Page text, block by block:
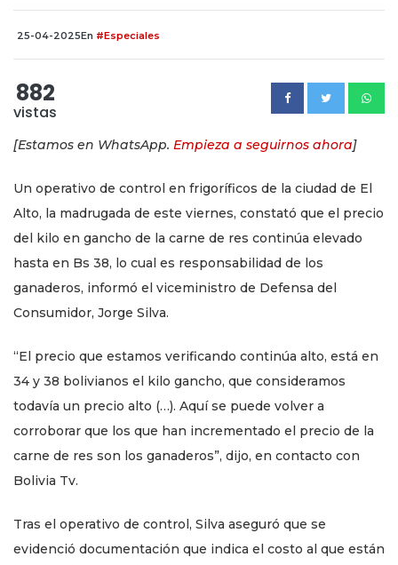
25-04-2025En #Especiales
882
vistas
[Estamos en WhatsApp. Empieza a seguirnos ahora]
Un operativo de control en frigoríficos de la ciudad de El
Alto, la madrugada de este viernes, constató que el precio
del kilo en gancho de la carne de res continúa elevado
hasta en Bs 38, lo cual es responsabilidad de los
ganaderos, informó el viceministro de Defensa del
Consumidor, Jorge Silva.
“El precio que estamos verificando continúa alto, está en
34 y 38 bolivianos el kilo gancho, que consideramos
todavía un precio alto (…). Aquí se puede volver a
corroborar que los que han incrementado el precio de la
carne de res son los ganaderos”, dijo, en contacto con
Bolivia Tv.
Tras el operativo de control, Silva aseguró que se
evidenció documentación que indica el costo al que están